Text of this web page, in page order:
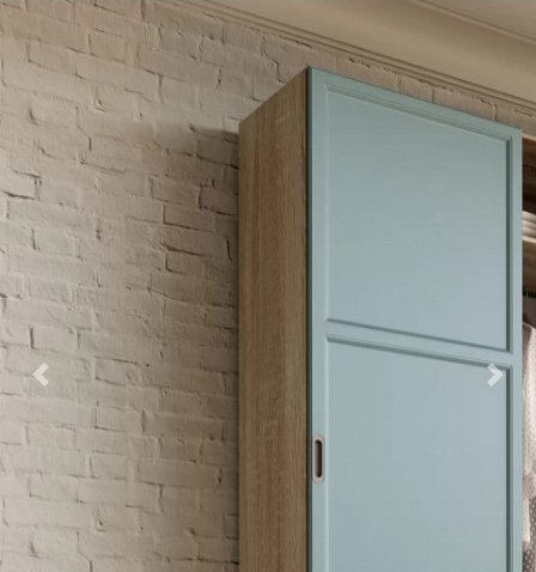
Previous Next